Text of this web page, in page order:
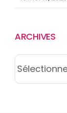
ARCHIVES
ARCHIVES